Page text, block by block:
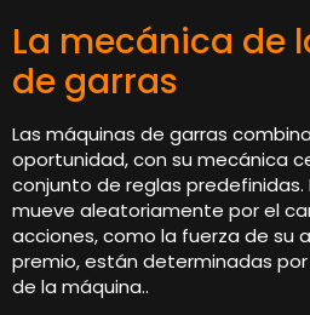
La mecánica de
de garras
Las máquinas de garras
oportunidad, con su mecánica
conjunto de reglas predefinidas.
mueve aleatoriamente por el
acciones, como la fuerza de su
premio, están determinadas
de la máquina..